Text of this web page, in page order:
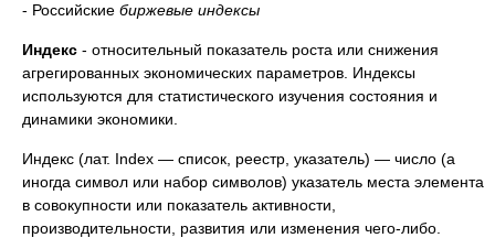
- Российские биржевые индексы
Индекс - относительный показатель роста или снижения
агрегированных экономических параметров. Индексы
используются для статистического изучения состояния и
динамики экономики.
Индекс (лат. Index — список, реестр, указатель) — число (а
иногда символ или набор символов) указатель места элемента
в совокупности или показатель активности,
производительности, развития или изменения чего-либо.